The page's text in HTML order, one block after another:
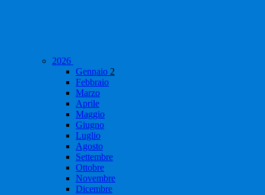
2026
Gennaio 2
Febbraio
Marzo
Aprile
Maggio
Giugno
Luglio
Agosto
Settembre
Ottobre
Novembre
Dicembre